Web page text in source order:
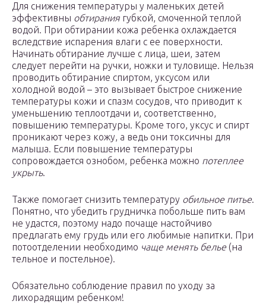
Для снижения температуры у маленьких детей
эффективны обтирания губкой, смоченной теплой
водой. При обтирании кожа ребенка охлаждается
вследствие испарения влаги с ее поверхности.
Начинать обтирание лучше с лица, шеи, затем
следует перейти на ручки, ножки и туловище. Нельзя
проводить обтирание спиртом, уксусом или
холодной водой – это вызывает быстрое снижение
температуры кожи и спазм сосудов, что приводит к
уменьшению теплоотдачи и, соответственно,
повышению температуры. Кроме того, уксус и спирт
проникают через кожу, а ведь они токсичны для
малыша. Если повышение температуры
сопровождается ознобом, ребенка можно потеплее
укрыть.
Также помогает снизить температуру обильное питье.
Понятно, что убедить грудничка побольше пить вам
не удастся, поэтому надо почаще настойчиво
предлагать ему грудь или его любимые напитки. При
потоотделении необходимо чаще менять белье (на
тельное и постельное).
Обязательно соблюдение правил по уходу за
лихорадящим ребенком!